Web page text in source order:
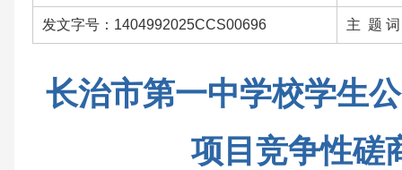
发文字号：1404992025CCS00696 主 题 词
长治市第一中学校学生
项目竞争性磋